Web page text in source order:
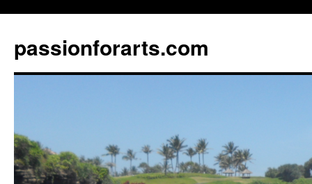
content
passionforarts.com